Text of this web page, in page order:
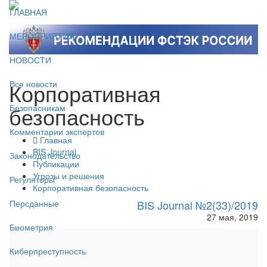
ГЛАВНАЯ
МЕРОПРИЯТИЯ
НОВОСТИ
Все новости
Безопасникам
Комментарии экспертов
Законодательство
Регуляторы
Персданные
Биометрия
Киберпреступность
Корпоративная
безопасность
Главная
BIS Journal
Публикации
Угрозы и решения
Корпоративная безопасность
BIS Journal №2(33)/2019
27 мая, 2019